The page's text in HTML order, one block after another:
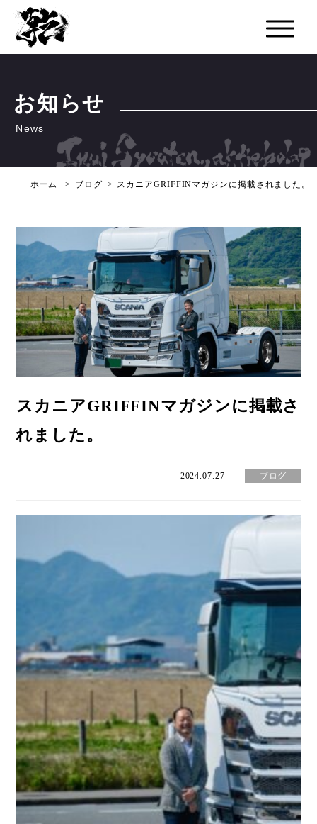
お知らせ
ホーム ブログ スカニアGRIFFINマガジンに掲載されました。
スカニアGRIFFINマガジンに掲載さ
れました。
2024.07.27 ブログ